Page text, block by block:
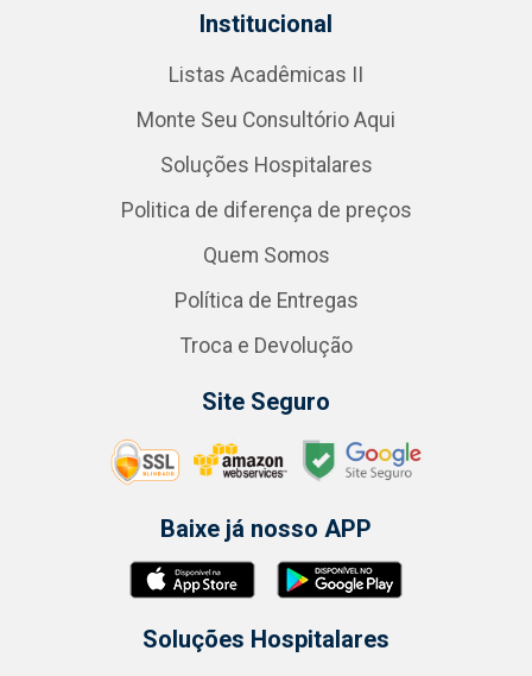
Institucional
Listas Acadêmicas II
Monte Seu Consultório Aqui
Soluções Hospitalares
Politica de diferença de preços
Quem Somos
Política de Entregas
Troca e Devolução
Site Seguro
Baixe já nosso APP
Soluções Hospitalares